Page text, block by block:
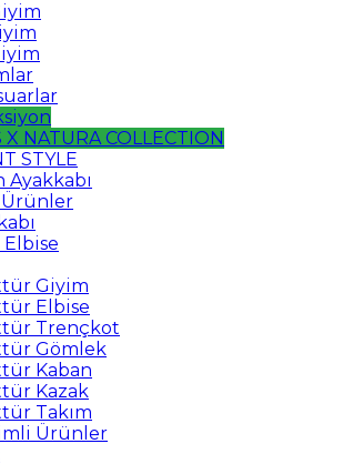
X NATURA COLLECTION
STYLE
Ayakkabı
Giyim
Elbise
Trençkot
Gömlek
Kaban
Kazak
Takım
Ürünler